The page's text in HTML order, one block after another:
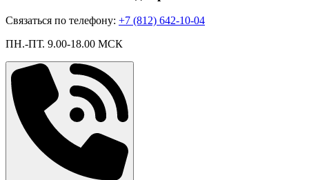
Связаться по телефону: +7 (812) 642-10-04
ПН.-ПТ. 9.00-18.00 МСК